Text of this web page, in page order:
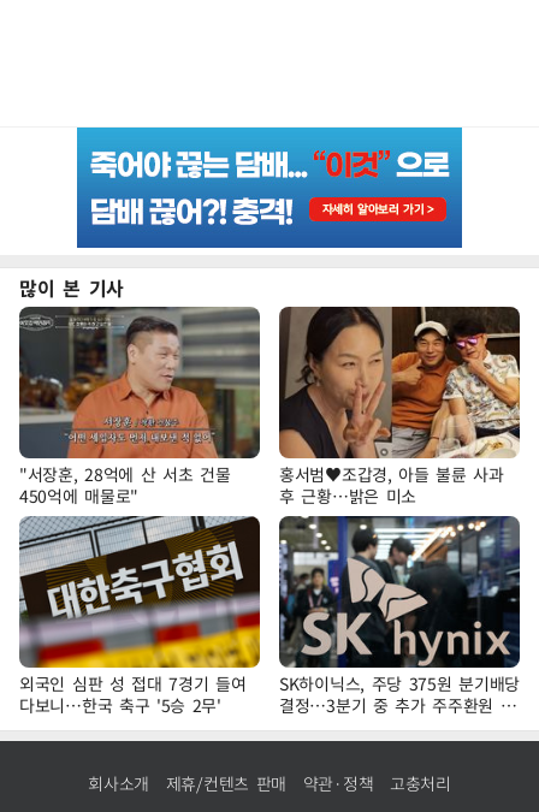
많이 본 기사
"서장훈, 28억에 산 서초 건물
450억에 매물로"
홍서범♥조갑경, 아들 불륜 사과
후 근황…밝은 미소
외국인 심판 성 접대 7경기 들여
다보니…한국 축구 '5승 2무'
SK하이닉스, 주당 375원 분기배당
결정…3분기 중 추가 주주환원 발
표
회사소개 제휴/컨텐츠 판매 약관·정책 고충처리